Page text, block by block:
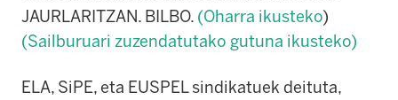
JAURLARITZAN. BILBO. (Oharra ikusteko)
(Sailburuari zuzendatutako gutuna ikusteko)
ELA, SiPE, eta EUSPEL sindikatuek deituta,